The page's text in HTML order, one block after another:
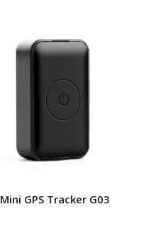
Mini GPS Tracker G03